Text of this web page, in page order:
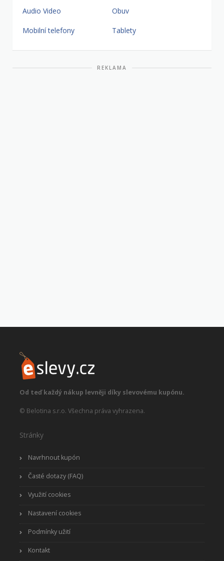
Audio Video Obuv
Mobilní telefony Tablety
REKLAMA
Od teď každý nákup levněji díky slevovému kupónu.
© Belotina s.r.o. Všechna práva vyhrazena.
Stránky
Navrhnout kupón
Časté dotazy (FAQ)
Využití cookies
Nastavení cookies
Podmínky užití
Kontakt